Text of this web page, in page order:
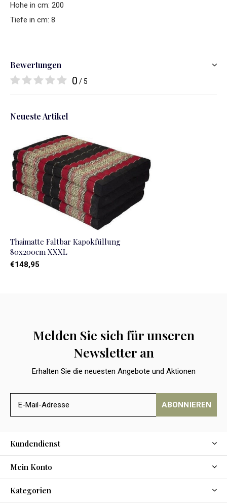
Hohe in cm: 200
Tiefe in cm: 8
Bewertungen
0 / 5
Neueste Artikel
Thaimatte Faltbar Kapokfüllung
80x200cm XXXL
€148,95
Melden Sie sich für unseren
Newsletter an
Erhalten Sie die neuesten Angebote und Aktionen
ABONNIEREN
Kundendienst
Mein Konto
Kategorien